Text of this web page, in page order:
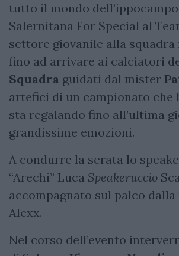
tutto il mondo
Salernitana For Special al
settore giovanile alla
fino ad arrivare ai calciatori
Squadra guidati dal mister
artefici di un campionato che
sta regalando fino all’ultima
grandissime emozioni.
A condurre la serata lo
“Arechi” Luca Speakeruccio
accompagnato sul palco
Alexx.
Nel corso dell’evento